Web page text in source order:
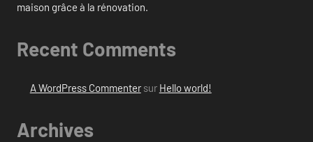
maison grâce à la rénovation.
Recent Comments
A WordPress Commentersur Hello world!
Archives